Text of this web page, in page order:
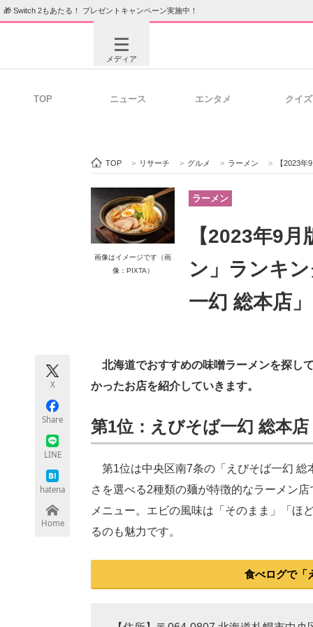
🎁 Switch 2もあたる！ プレゼントキャンペーン実施中！
メディア
ビジネスと働き方のヒント
ITエンジニア向け専門サイト
ちょっと気になるネットの話題
TOP ニュース エンタメ クイズ
TOP > リサーチ > グルメ > ラーメン > 【2023年
画像はイメージです（画
像：PIXTA）
ラーメン
【2023年9
ン」ランキ
一幻 総本店」
X
Share
LINE
hatena
Home
北海道でおすすめの味噌ラーメンを探し
かったお店を紹介していきます。
第1位：えびそば一幻 総本
第1位は中央区南7条の「えびそば一幻 総
さを選べる2種類の麺が特徴的なラーメン
メニュー。エビの風味は「そのまま」「ほ
るのも魅力です。
食べログで「